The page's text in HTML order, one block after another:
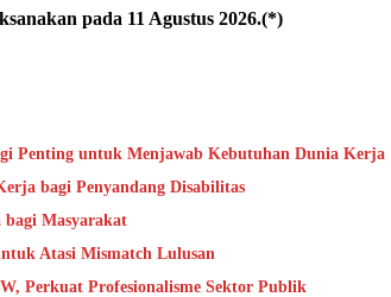
pada 11 Agustus 2026.(*)
Penting untuk Menjawab Kebutuhan Dunia Kerja
bagi Penyandang Disabilitas
Masyarakat
Atasi Mismatch Lulusan
Perkuat Profesionalisme Sektor Publik